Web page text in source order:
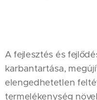
A fejlesztés és
karbantartása,
elengedhetetlen
termelékenység